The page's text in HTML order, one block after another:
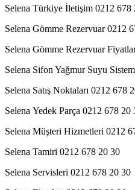
Selena Türkiye İletişim 0212 678
Selena Gömme Rezervuar 0212
Selena Gömme Rezervuar
Selena Sifon Yağmur Suyu
Selena Satış Noktaları 0212 678
Selena Yedek Parça 0212 678 20
Selena Müşteri Hizmetleri 0212
Selena Tamiri 0212 678 20 30
Selena Servisleri 0212 678 20 30